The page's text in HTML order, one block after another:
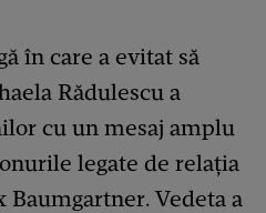
în care a evitat să
Rădulescu a
cu un mesaj amplu
legate de relația
Vedeta a